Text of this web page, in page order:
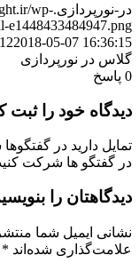
در-نورپردازی.jpgwp-
e1448433484947.png
2018-05-07 16:36:15
گلاس در نورپردازی
0 پاسخ
دیدگاه خود را ثبت
تمایل دارید در
در گفتگو ها شرکت
دیدگاهتان را
نشانی ایمیل شما
علامت‌گذاری شده‌اند *